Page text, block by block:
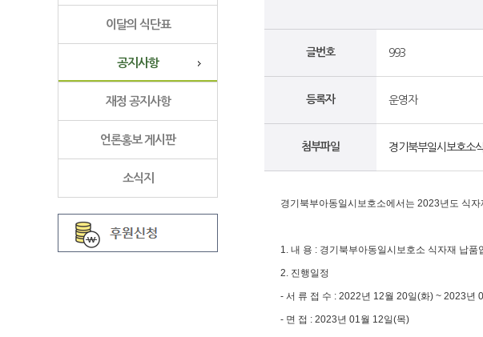
이달의 식단표
공지사항
재정 공지사항
언론홍보 게시판
소식지
글번호 993
등록자 운영자
첨부파일 경기북부일시보호소
경기북부아동일시보호소에서는 2023년도 식
1. 내 용 : 경기북부아동일시보호소 식자재 납품
2. 진행일정
- 서 류 접 수 : 2022년 12월 20일(화) ~ 2023년
- 면 접 : 2023년 01월 12일(목)